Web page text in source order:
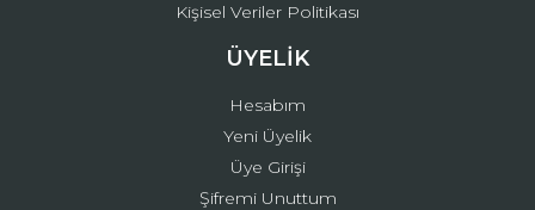
Kişisel Veriler Politikası
ÜYELİK
Hesabım
Yeni Üyelik
Üye Girişi
Şifremi Unuttum